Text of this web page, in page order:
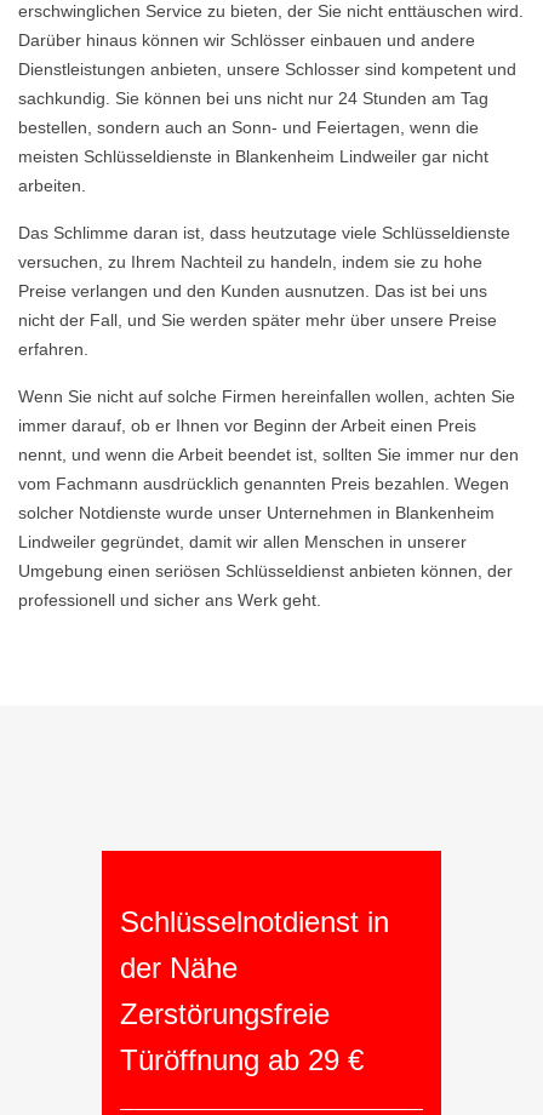
erschwinglichen Service zu bieten, der Sie nicht enttäuschen wird.
Darüber hinaus können wir Schlösser einbauen und andere
Dienstleistungen anbieten, unsere Schlosser sind kompetent und
sachkundig. Sie können bei uns nicht nur 24 Stunden am Tag
bestellen, sondern auch an Sonn- und Feiertagen, wenn die
meisten Schlüsseldienste in Blankenheim Lindweiler gar nicht
arbeiten.
Das Schlimme daran ist, dass heutzutage viele Schlüsseldienste
versuchen, zu Ihrem Nachteil zu handeln, indem sie zu hohe
Preise verlangen und den Kunden ausnutzen. Das ist bei uns
nicht der Fall, und Sie werden später mehr über unsere Preise
erfahren.
Wenn Sie nicht auf solche Firmen hereinfallen wollen, achten Sie
immer darauf, ob er Ihnen vor Beginn der Arbeit einen Preis
nennt, und wenn die Arbeit beendet ist, sollten Sie immer nur den
vom Fachmann ausdrücklich genannten Preis bezahlen. Wegen
solcher Notdienste wurde unser Unternehmen in Blankenheim
Lindweiler gegründet, damit wir allen Menschen in unserer
Umgebung einen seriösen Schlüsseldienst anbieten können, der
professionell und sicher ans Werk geht.
Schlüsselnotdienst in
der Nähe
Zerstörungsfreie
Türöffnung ab 29 €